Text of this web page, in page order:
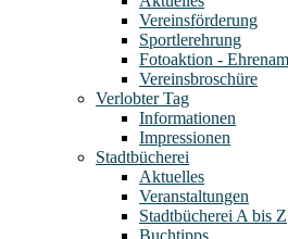
Vereinsförderung
Sportlerehrung
Fotoaktion -
Vereinsbroschüre
Verlobter Tag
Informationen
Impressionen
Stadtbücherei
Aktuelles
Veranstaltungen
Stadtbücherei A bis Z